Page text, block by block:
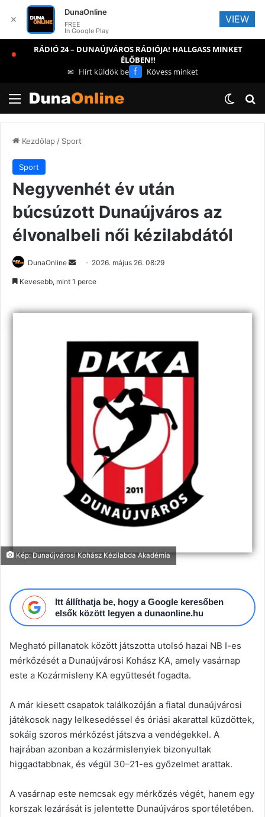
RÁDIÓ 24 – DUNAÚJVÁROS RÁDIÓJA! HALLGASS MINKET
ÉLŐBEN!!
✉ Hírt küldök be f Kövess minket
Menü
Kezdőlap/ Sport
Sport
Negyvenhét év után
búcsúzott Dunaújváros az
élvonalbeli női kézilabdától
DunaOnline
Send 2026. május 26. 08:29
Kevesebb, mint 1 perce
Kép: Dunaújvárosi Kohász Kézilabda Akadémia
Itt állíthatja be, hogy a Google keresőben
elsők között legyen a dunaonline.hu
Megható pillanatok között játszotta utolsó hazai NB I-es
mérkőzését a Dunaújvárosi Kohász KA, amely vasárnap
este a Kozármisleny KA együttesét fogadta.
A már kiesett csapatok találkozóján a fiatal dunaújvárosi
játékosok nagy lelkesedéssel és óriási akarattal küzdöttek,
sokáig szoros mérkőzést játszva a vendégekkel. A
hajrában azonban a kozármislenyiek bizonyultak
higgadtabbnak, és végül 30–21-es győzelmet arattak.
A vasárnap este nemcsak egy mérkőzés végét, hanem egy
korszak lezárását is jelentette Dunaújváros sportéletében.
✕
DunaOnline
FREE
In Google Play
VIEW